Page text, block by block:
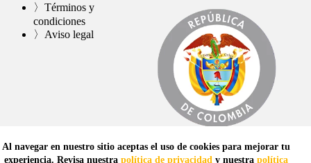
Al navegar en nuestro sitio aceptas el uso de cookies para mejorar tu
experiencia. Revisa nuestrapolítica de privacidad y nuestrapolítica
〉Términos y
condiciones
〉Aviso legal